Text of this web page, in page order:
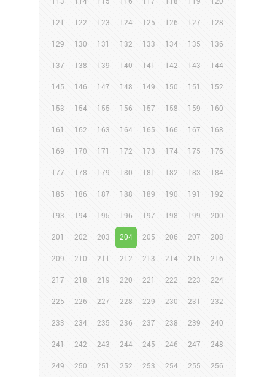
121 122 123 124 125 126 127 128
129 130 131 132 133 134 135 136
137 138 139 140 141 142 143 144
145 146 147 148 149 150 151 152
153 154 155 156 157 158 159 160
161 162 163 164 165 166 167 168
169 170 171 172 173 174 175 176
177 178 179 180 181 182 183 184
185 186 187 188 189 190 191 192
193 194 195 196 197 198 199 200
201 202 203 204 205 206 207 208
209 210 211 212 213 214 215 216
217 218 219 220 221 222 223 224
225 226 227 228 229 230 231 232
233 234 235 236 237 238 239 240
241 242 243 244 245 246 247 248
249 250 251 252 253 254 255 256